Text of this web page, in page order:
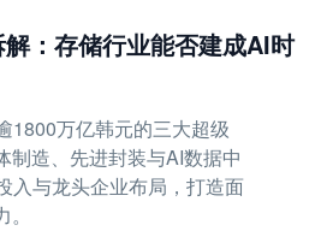
：存储行业能否建成AI时
1800万亿韩元的三大超级
制造、先进封装与AI数据中
入与龙头企业布局，打造面